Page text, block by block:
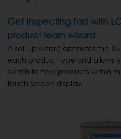
Get inspecting fast with
product learn wizard
A set-up wizard optimizes the
each product type and allows
switch to new products within
touch screen display.